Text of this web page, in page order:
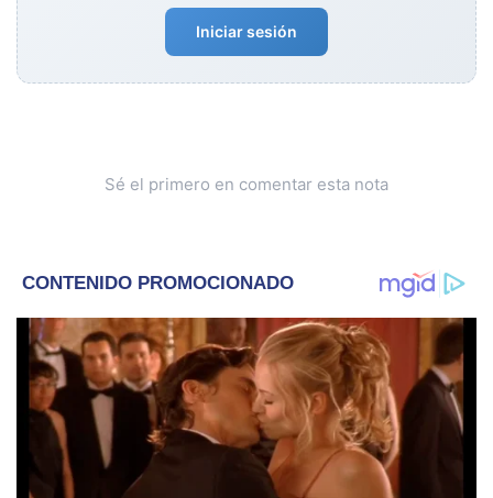
Iniciar sesión
Sé el primero en comentar esta nota